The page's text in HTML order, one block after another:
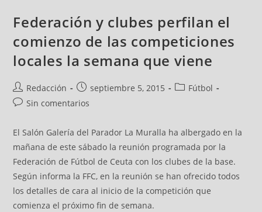
Federación y clubes perfilan el
comienzo de las competiciones
locales la semana que viene
Redacción septiembre 5, 2015
Fútbol
Sin comentarios
El Salón Galería del Parador La Muralla ha albergado en la
mañana de este sábado la reunión programada por la
Federación de Fútbol de Ceuta con los clubes de la base.
Según informa la FFC, en la reunión se han ofrecido todos
los detalles de cara al inicio de la competición que
comienza el próximo fin de semana.